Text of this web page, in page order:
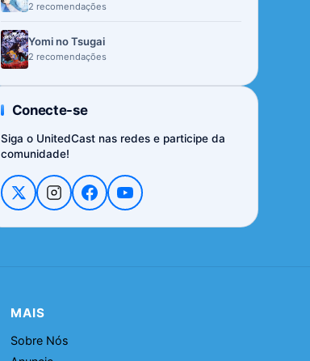
2 recomendações
Yomi no Tsugai
2 recomendações
Conecte-se
Siga o UnitedCast nas redes e participe da
comunidade!
MAIS
Sobre Nós